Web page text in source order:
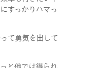
すっかりハマっ
て勇気を出して
と他では得られ